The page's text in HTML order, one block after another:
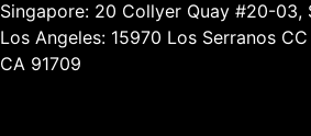
Singapore: 20 Collyer Quay #20-03,
Los Angeles: 15970 Los Serranos
CA 91709